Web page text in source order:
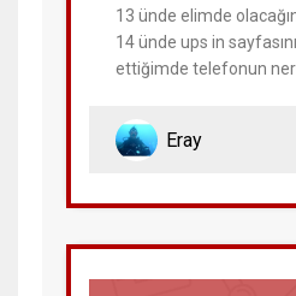
13 ünde elimde
14 ünde ups in
ettiğimde telefonun
Eray